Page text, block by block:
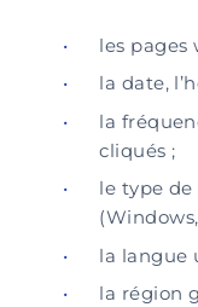
les pages
la date,
la
cliqués ;
le type de
la langue
la région